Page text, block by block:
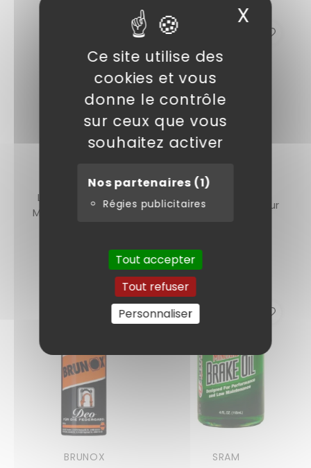
Ce site utilise des
cookies et vous
donne le contrôle
sur ceux que vous
souhaitez activer
Nos partenaires (1)
Régies publicitaires
Tout accepter
Tout refuser
Personnaliser
X
MOTOREX
Lubrifiant chaîne
Multi-usage (ville)
Nettoyant Senteur
BRUNOX SRAM